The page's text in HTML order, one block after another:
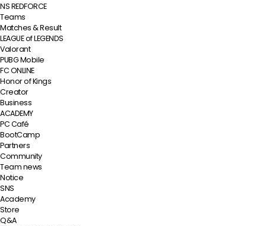
NS REDFORCE
Teams
Matches & Result
LEAGUE of LEGENDS
Valorant
PUBG Mobile
FC ONLINE
Honor of Kings
Creator
Business
ACADEMY
PC Café
BootCamp
Partners
Community
Team news
Notice
SNS
Academy
Store
Q&A